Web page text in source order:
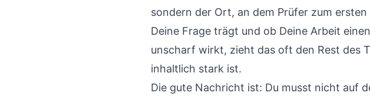
sondern der Ort, an dem Prüfer zum
Deine Frage trägt und ob Deine Arbeit
unscharf wirkt, zieht das oft den Rest des
inhaltlich stark ist.
Die gute Nachricht ist: Du musst nicht auf